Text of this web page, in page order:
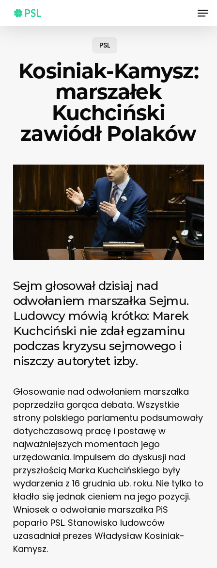
main
PSL
Kosiniak-Kamysz:
marszałek
Kuchciński
zawiódł Polaków
Sejm głosował dzisiaj nad
odwołaniem marszałka Sejmu.
Ludowcy mówią krótko: Marek
Kuchciński nie zdał egzaminu
podczas kryzysu sejmowego i
niszczy autorytet izby.
Głosowanie nad odwołaniem marszałka
poprzedziła gorąca debata. Wszystkie
strony polskiego parlamentu podsumowały
dotychczasową pracę i postawę w
najważniejszych momentach jego
urzędowania. Impulsem do dyskusji nad
przyszłością Marka Kuchcińskiego były
wydarzenia z 16 grudnia ub. roku. Nie tylko to
kładło się jednak cieniem na jego pozycji.
Wniosek o odwołanie marszałka PiS
poparło PSL. Stanowisko ludowców
uzasadniał prezes Władysław Kosiniak-
Kamysz.